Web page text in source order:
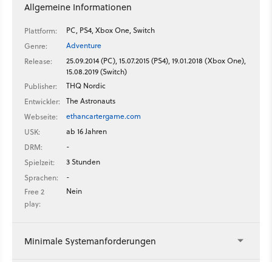
Allgemeine Informationen
Plattform:
PC, PS4, Xbox One, Switch
Genre:
Adventure
Release:
25.09.2014 (PC), 15.07.2015 (PS4), 19.01.2018 (Xbox One),
15.08.2019 (Switch)
Publisher:
THQ Nordic
Entwickler:
The Astronauts
Webseite:
ethancartergame.com
USK:
ab 16 Jahren
DRM:
-
Spielzeit:
3 Stunden
Sprachen:
-
Free 2
play:
Nein
Minimale Systemanforderungen